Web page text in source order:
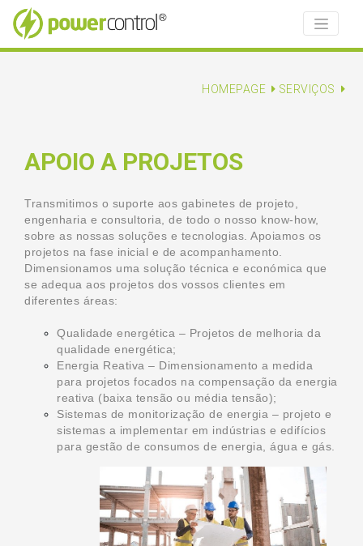
HOMEPAGE SERVIÇOS
APOIO A PROJETOS
Transmitimos o suporte aos gabinetes de projeto,
engenharia e consultoria, de todo o nosso know-how,
sobre as nossas soluções e tecnologias. Apoiamos os
projetos na fase inicial e de acompanhamento.
Dimensionamos uma solução técnica e económica que
se adequa aos projetos dos vossos clientes em
diferentes áreas:
Qualidade energética – Projetos de melhoria da
qualidade energética;
Energia Reativa – Dimensionamento a medida
para projetos focados na compensação da energia
reativa (baixa tensão ou média tensão);
Sistemas de monitorização de energia – projeto e
sistemas a implementar em indústrias e edifícios
para gestão de consumos de energia, água e gás.